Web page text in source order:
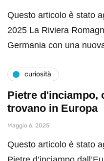
Questo articolo è stato
2025 La Riviera
Germania con una
curiosità
Pietre d'inciampo,
trovano in Europa
Maggio 6, 2025
Questo articolo è stato